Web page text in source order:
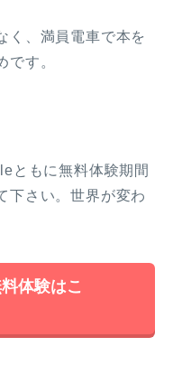
く、満員電車で本を
です。
ともに無料体験期間
下さい。世界が変わ
体験はこ